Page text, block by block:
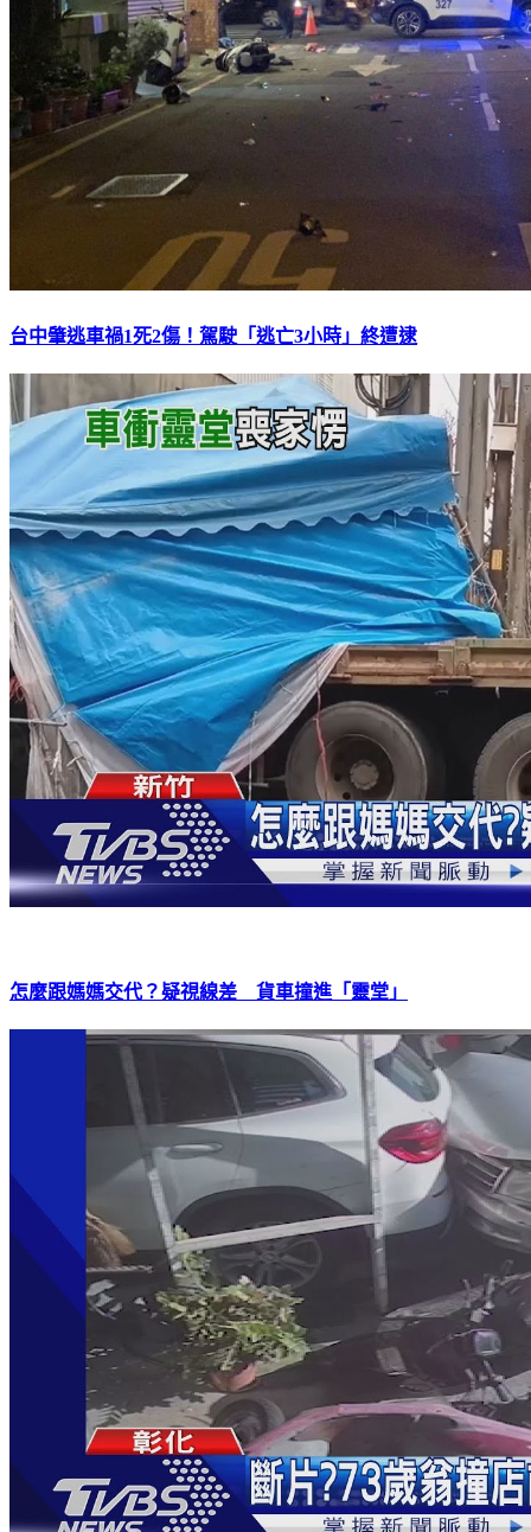
台中肇逃車禍1死2傷！駕駛「逃亡3小時」終遭逮
怎麼跟媽媽交代？疑視線差 貨車撞進「靈堂」